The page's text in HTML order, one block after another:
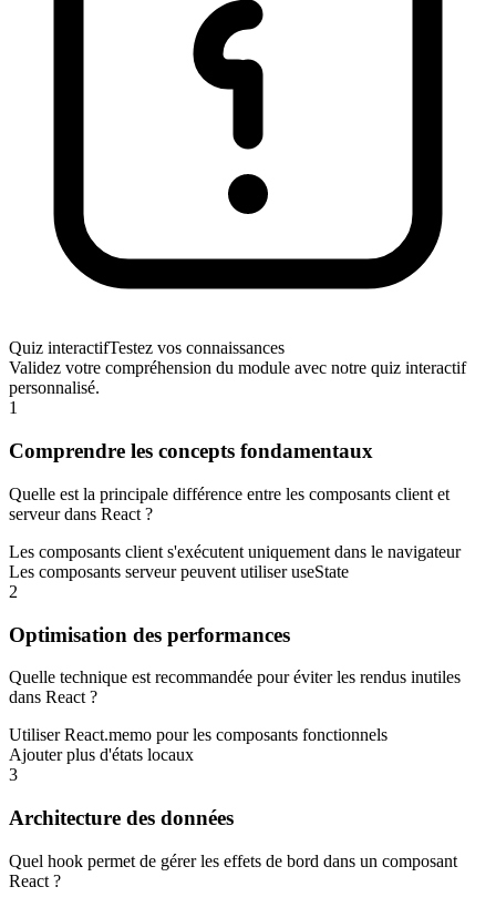
Quiz interactifTestez vos connaissances
Validez votre compréhension du module avec notre quiz interactif
personnalisé.
1
Comprendre les concepts fondamentaux
Quelle est la principale différence entre les composants client et
serveur dans React ?
Les composants client s'exécutent uniquement dans le navigateur
Les composants serveur peuvent utiliser useState
2
Optimisation des performances
Quelle technique est recommandée pour éviter les rendus inutiles
dans React ?
Utiliser React.memo pour les composants fonctionnels
Ajouter plus d'états locaux
3
Architecture des données
Quel hook permet de gérer les effets de bord dans un composant
React ?